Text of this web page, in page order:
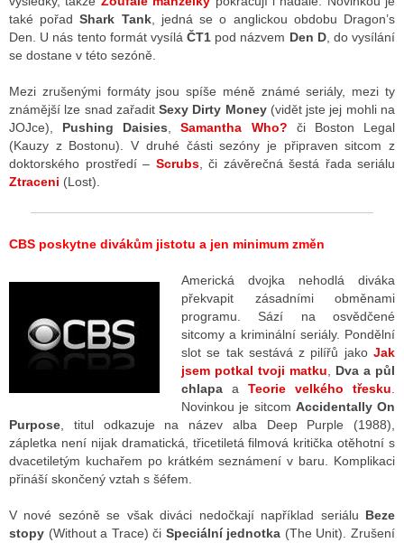
také pořad Shark Tank, jedná se o anglickou obdobu Dragon’s
Den. U nás tento formát vysílá ČT1 pod názvem Den D, do vysílání
se dostane v této sezóně.
Mezi zrušenými formáty jsou spíše méně známé seriály, mezi ty
známější lze snad zařaditSexy Dirty Money(vidět jste jej mohli na
JOJce),
Pushing Daisies ,Samantha Who? či Boston Legal
(Kauzy z Bostonu). V druhé části sezóny je připraven sitcom z
doktorského prostředí – Scrubs, či závěrečná šestá řada seriálu
Ztraceni (Lost).
CBS poskytne divákům jistotu a jen minimum změn
Americká dvojka nehodlá diváka
překvapit zásadními obměnami
programu. Sází na osvědčené
sitcomy a kriminální seriály. Pondělní
slot se tak sestává z pilířů jako Jak
jsem potkal tvoji matku
Dva a půl
chlapa a Teorie velkého třesku
Novinkou je sitcom Accidentally On
Purpose , titul odkazuje na název alba Deep Purple (1988),
zápletka není nijak dramatická, třicetiletá filmová kritička otěhotní s
dvacetiletým kuchařem po krátkém seznámení v baru. Komplikaci
přináší skončený vztah s šéfem.
V nové sezóně se však diváci nedočkají například seriálu Beze
stopy (Without a Trace) či Speciální jednotka (The Unit). Zrušení